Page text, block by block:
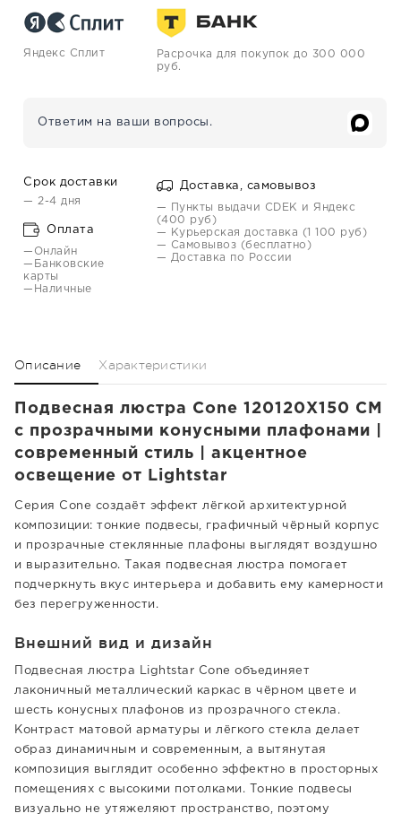
Яндекс Сплит
Расрочка для покупок до 300 000
руб.
Ответим на ваши вопросы.
Срок доставки
— 2-4 дня
Оплата
—Онлайн
—Банковские
карты
—Наличные
Доставка, самовывоз
— Пункты выдачи CDEK и Яндекс
(400 руб)
— Курьерская доставка (1 100 руб)
— Самовывоз (бесплатно)
— Доставка по России
Описание Характеристики
Подвесная люстра Cone 120120X150 CM
с прозрачными конусными плафонами |
современный стиль | акцентное
освещение от Lightstar
Серия Cone создаёт эффект лёгкой архитектурной
композиции: тонкие подвесы, графичный чёрный корпус
и прозрачные стеклянные плафоны выглядят воздушно
и выразительно. Такая подвесная люстра помогает
подчеркнуть вкус интерьера и добавить ему камерности
без перегруженности.
Внешний вид и дизайн
Подвесная люстра Lightstar Cone объединяет
лаконичный металлический каркас в чёрном цвете и
шесть конусных плафонов из прозрачного стекла.
Контраст матовой арматуры и лёгкого стекла делает
образ динамичным и современным, а вытянутая
композиция выглядит особенно эффектно в просторных
помещениях с высокими потолками. Тонкие подвесы
визуально не утяжеляют пространство, поэтому